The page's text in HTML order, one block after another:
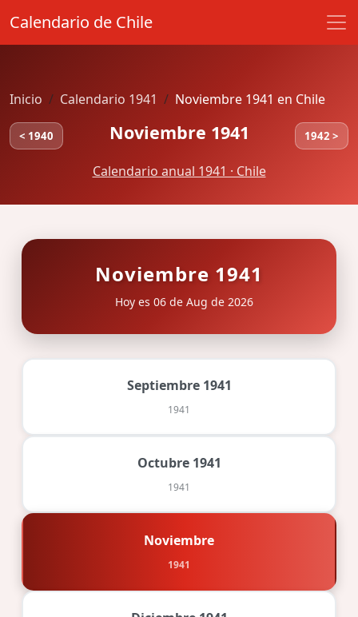
Calendario de Chile
Inicio Calendario 1941 Noviembre 1941 en Chile
< 1940 Noviembre 1941 1942 >
Calendario anual 1941 · Chile
Noviembre 1941
Hoy es 06 de Aug de 2026
Septiembre 1941
1941
Octubre 1941
1941
Noviembre
1941